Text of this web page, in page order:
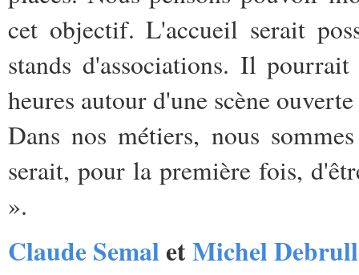
cet objectif. L'accueil serait
stands d'associations. Il
heures autour d'une scène
Dans nos métiers, nous
serait, pour la première fois,
».
Claude SemaletMichel